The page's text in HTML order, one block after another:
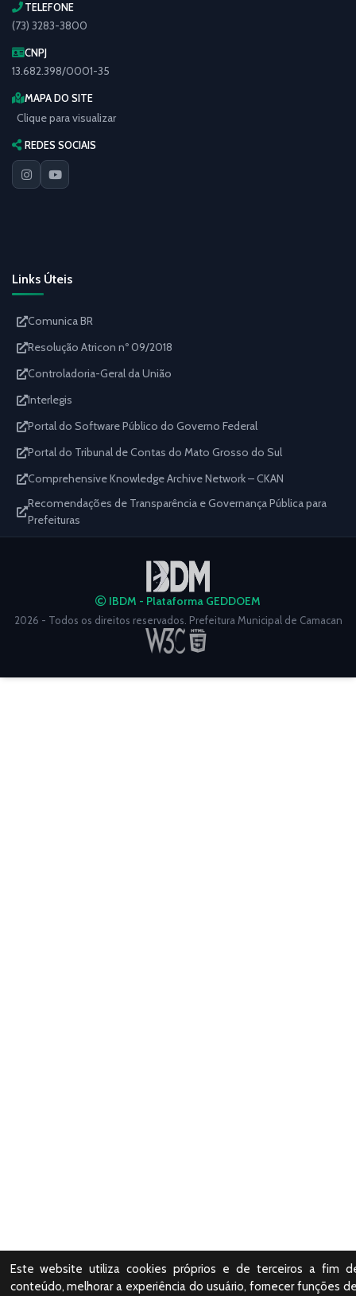
TELEFONE
(73) 3283-3800
CNPJ
13.682.398/0001-35
MAPA DO SITE
Clique para visualizar
REDES SOCIAIS
Links Úteis
Comunica BR
Resolução Atricon nº 09/2018
Controladoria-Geral da União
Interlegis
Portal do Software Público do Governo Federal
Portal do Tribunal de Contas do Mato Grosso do Sul
Comprehensive Knowledge Archive Network – CKAN
Recomendações de Transparência e Governança Pública para
Prefeituras
IBDM - Plataforma GEDDOEM
2026 - Todos os direitos reservados. Prefeitura Municipal de Camacan
Este website utiliza cookies próprios e de terceiros a fim
conteúdo, melhorar a experiência do usuário, fornecer funções